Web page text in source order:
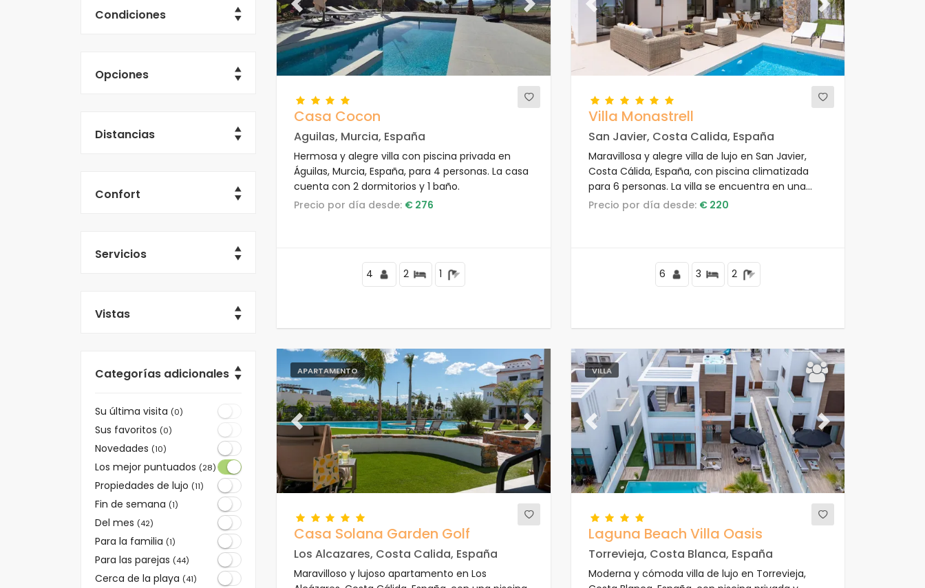
Condiciones
Opciones
Distancias
Confort
Servicios
Vistas
Categorías adicionales
Su última visita (0)
Sus favoritos (0)
Novedades (10)
Los mejor puntuados (28)
Propiedades de lujo (11)
Fin de semana (1)
Del mes (42)
Para la familia (1)
Para las parejas (44)
Cerca de la playa (41)
Previous Next
Casa Cocon
Aguilas, Murcia, España
Hermosa y alegre villa con piscina privada en
Águilas, Murcia, España, para 4 personas. La casa
cuenta con 2 dormitorios y 1 baño.
Precio por día desde: € 276
4 2 1
Previous Next
Villa Monastrell
San Javier, Costa Calida, España
Maravillosa y alegre villa de lujo en San Javier,
Costa Cálida, España, con piscina climatizada
para 6 personas. La villa se encuentra en una
zona costera y rural, a 3 km de la playa.
Precio por día desde: € 220
6 3 2
APARTAMENTO
Previous Next
Casa Solana Garden Golf
Los Alcazares, Costa Calida, España
Maravilloso y lujoso apartamento en Los
VILLA
Previous Next
Laguna Beach Villa Oasis
Torrevieja, Costa Blanca, España
Moderna y cómoda villa de lujo en Torrevieja,